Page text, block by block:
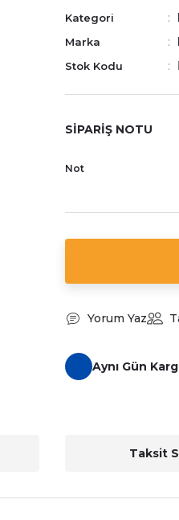
Kategori
Marka
Stok Kodu
SİPARİŞ NOTU
Not
Yorum Yaz
Aynı Gün
Taksit